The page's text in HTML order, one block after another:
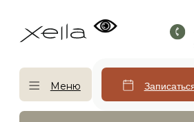
Мастер-класс для врачей
ответим за 1 минуту